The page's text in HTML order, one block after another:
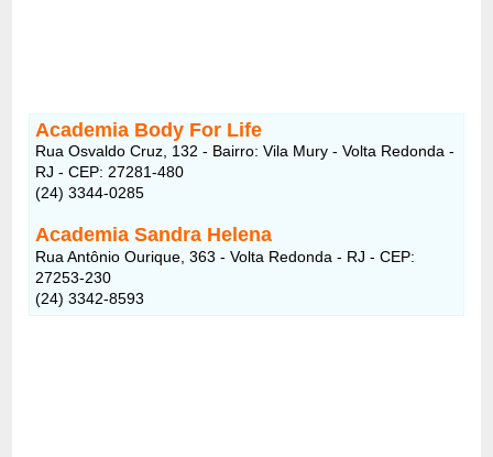
Academia Body For Life
Rua Osvaldo Cruz, 132 - Bairro: Vila Mury - Volta Redonda -
RJ - CEP: 27281-480
(24) 3344-0285
Academia Sandra Helena
Rua Antônio Ourique, 363 - Volta Redonda - RJ - CEP:
27253-230
(24) 3342-8593